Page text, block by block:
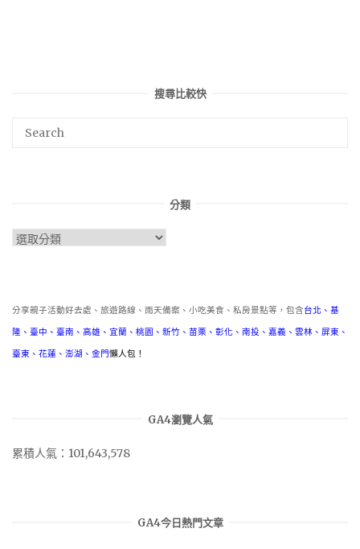
搜尋比較快
分類
分
分享親子活動好去處、旅遊路線、雨天備案、小吃美食、私房景點等，包含台北 、 基
隆 、 臺中 、 臺南 、 高雄 、 宜蘭 、 桃園 、 新竹 、 苗栗 、 彰化 、 南投 、 嘉義 、 雲林 、 屏東 、
臺東 、 花蓮 、 澎湖 、 金門懶人包！
GA4瀏覽人氣
累積人氣：101,643,578
GA4今日熱門文章